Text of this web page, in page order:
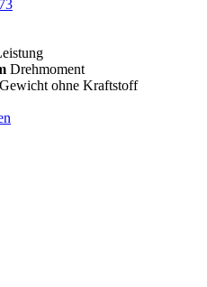
Drehmoment
Gewicht ohne Kraftstoff